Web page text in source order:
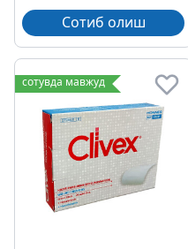
Сотиб олиш
сотувда мавжуд